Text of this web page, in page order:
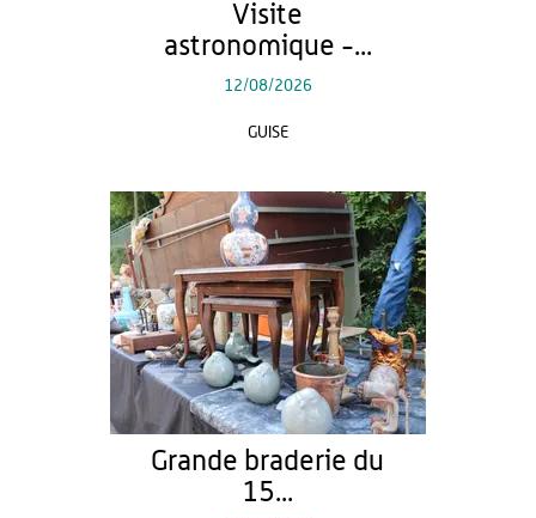
Visite
astronomique -...
12/08/2026
GUISE
Grande braderie du
15...